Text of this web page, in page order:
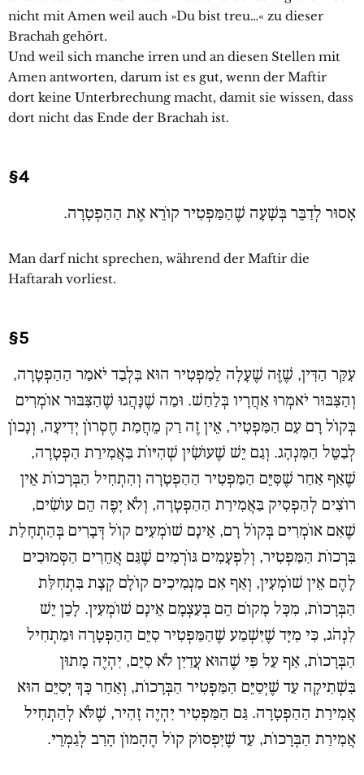
nicht mit Amen weil auch »Du bist treu…« zu dieser
Brachah gehört.
Und weil sich manche irren und an diesen Stellen mit
Amen antworten, darum ist es gut, wenn der Maftir
dort keine Unterbrechung macht, damit sie wissen, dass
dort nicht das Ende der Brachah ist.
§4
אָסוּר לְדַבֵּר בְּשָׁעָה שֶׁהַמַּפְטִיר קוֹרֵא אֶת הַהַפְטָרָה.
Man darf nicht sprechen, während der Maftir die
Haftarah vorliest.
§5
עִקַּר הַדִּין, שֶׁזֶּה שֶׁעָלָה לַמַפְטִיר הוּא בִּלְבַד יֹאמַר הַהַפְטָרָה,
וְהַצִּבּוּר יֹאמְרוּ אַחֲרָיו בְּלַחַשׁ. וּמַה שֶׁנָּהֲגוּ שֶׁהַצִּבּוּר אוֹמְרִים
בְּקוֹל רָם עִם הַמַּפְטִיר, אֵין זֶה רַק מֵחֲמַת חֶסְרוֹן יְדִיעָה, וְנָכוֹן
לְבַטֵּל הַמִּנְהָג. וְגַם יֵשׁ שֶׁעוֹשִׂין שְׁהִיּוֹת בַּאֲמִירַת הַפְטָרָה,
שֶׁאַף אַחַר שֶׁסִּיֵּם הַמַּפְטִיר הַהַפְטָרָה וְהִתְחִיל הַבְּרָכוֹת אֵין
רוֹצִים לְהַפְסִיק בַּאֲמִירַת הַהַפְטָרָה, וְלֹא יָפֶה הֵם עוֹשִׂים,
שֶׁאִם אוֹמְרִים בְּקוֹל רָם, אֵינָם שׁוֹמְעִים קוֹל דְּבָרִים בְּהַתְחָלַת
בִּרְכוֹת הַמַּפְטִיר, וְלִפְעָמִים גּוֹרְמִים שֶׁגַּם אֲחֵרִים הַסְּמוּכִים
לָהֶם אֵין שׁוֹמְעִין, וְאַף אִם מַנְמִיכִים קוֹלָם קְצָת בִּתְחִלַּת
הַבְּרָכוֹת, מִכָּל מָקוֹם הֵם בְּעַצְמָם אֵינָם שׁוֹמְעִין. לָכֵן יֵשׁ
לִנְהֹג, כִּי מִיָּד שֶׁיִּשְׁמַע שֶׁהַמַּפְטִיר סִיֵּם הַהַפְטָרָה וּמַתְחִיל
הַבְּרָכוֹת, אַף עַל פִּי שֶׁהוּא עֲדַיִן לֹא סִיֵּם, יִהְיֶה מָתוּן
בִּשְׁתִיקָה עַד שֶׁיְסַיֵּם הַמַּפְטִיר הַבְּרָכוֹת, וְאַחַר כָּךְ יְסַיֵּם הוּא
אֲמִירַת הַהַפְטָרָה. גַּם הַמַּפְטִיר יִהְיֶה זָהִיר, שֶׁלֹּא לְהַתְחִיל
אֲמִירַת הַבְּרָכוֹת, עַד שֶׁיִפְסוֹק קוֹל הֶהָמוֹן הָרַב לְגַמְרֵי.